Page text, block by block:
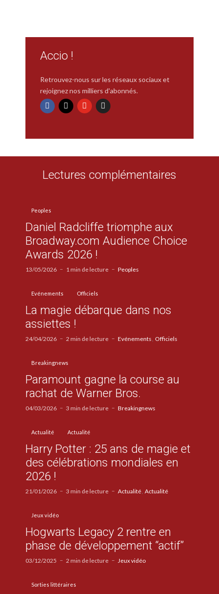
Accio !
Retrouvez-nous sur les réseaux sociaux et
rejoignez nos milliers d'abonnés.
Lectures complémentaires
Peoples
Daniel Radcliffe triomphe aux
Broadway.com Audience Choice
Awards 2026 !
13/05/2026 1 min de lecture Peoples
Evénements Officiels
La magie débarque dans nos
assiettes !
24/04/2026 2 min de lecture Evénements Officiels
Breakingnews
Paramount gagne la course au
rachat de Warner Bros.
04/03/2026 3 min de lecture Breakingnews
Actualité Actualité
Harry Potter : 25 ans de magie et
des célébrations mondiales en
2026 !
21/01/2026 3 min de lecture Actualité Actualité
Jeux vidéo
Hogwarts Legacy 2 rentre en
phase de développement “actif”
03/12/2025 2 min de lecture Jeux vidéo
Sorties littéraires